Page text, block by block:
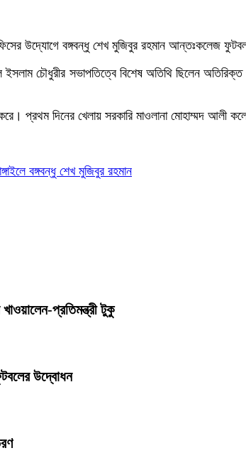
উদ্যোগে বঙ্গবন্ধু শেখ মুজিবুর রহমান আন্তঃকলেজ ফুটবল
চৌধুরীর সভাপতিত্বে বিশেষ অতিথি ছিলেন
প্রথম দিনের খেলায় সরকারি মাওলানা মোহাম্মদ
বঙ্গবন্ধু শেখ মুজিবুর রহমান
খাওয়ালেন-প্রতিমন্ত্রী টুকু
উদ্বোধন